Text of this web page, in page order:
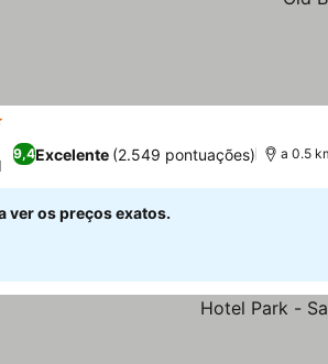
9,4Excelente (2.549 pontuações) a 0.5
ver os preços exatos.